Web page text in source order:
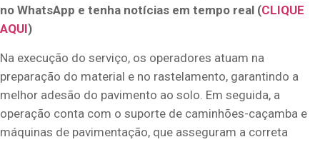
no WhatsApp e tenha notícias em tempo real (CLIQUE
AQUI)
Na execução do serviço, os operadores atuam na
preparação do material e no rastelamento, garantindo a
melhor adesão do pavimento ao solo. Em seguida, a
operação conta com o suporte de caminhões-caçamba e
máquinas de pavimentação, que asseguram a correta